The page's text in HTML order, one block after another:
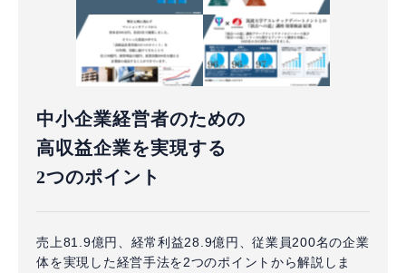
中小企業経営者のための
高収益企業を実現する
2つのポイント
売上81.9億円、経常利益28.9億円、従業員200名の企業
体を実現した経営手法を2つのポイントから解説しま